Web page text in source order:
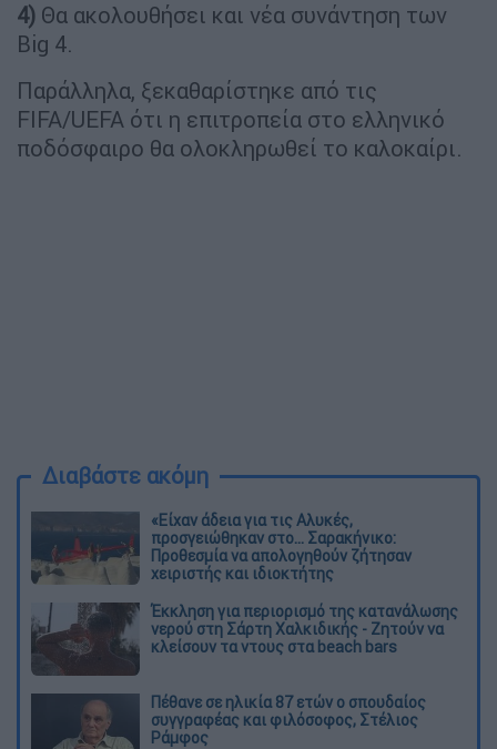
4) Θα ακολουθήσει και νέα συνάντηση των
Big 4.
Παράλληλα, ξεκαθαρίστηκε από τις
FIFA/UEFA ότι η επιτροπεία στο ελληνικό
ποδόσφαιρο θα ολοκληρωθεί το καλοκαίρι.
Διαβάστε ακόμη
«Είχαν άδεια για τις Αλυκές,
προσγειώθηκαν στο... Σαρακήνικο:
Προθεσμία να απολογηθούν ζήτησαν
χειριστής και ιδιοκτήτης
Έκκληση για περιορισμό της κατανάλωσης
νερού στη Σάρτη Χαλκιδικής - Ζητούν να
κλείσουν τα ντους στα beach bars
Πέθανε σε ηλικία 87 ετών ο σπουδαίος
συγγραφέας και φιλόσοφος, Στέλιος
Ράμφος